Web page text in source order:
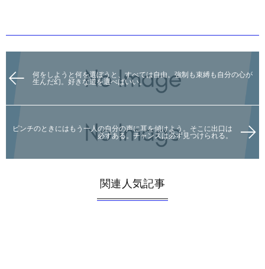
何をしようと何を選ぼうと、すべては自由。強制も束縛も自分の心が
生んだ幻。好きな道を選べばいい。
ピンチのときにはもう一人の自分の声に耳を傾けよう。そこに出口は
必ずある。チャンスは必ず見つけられる。
関連人気記事